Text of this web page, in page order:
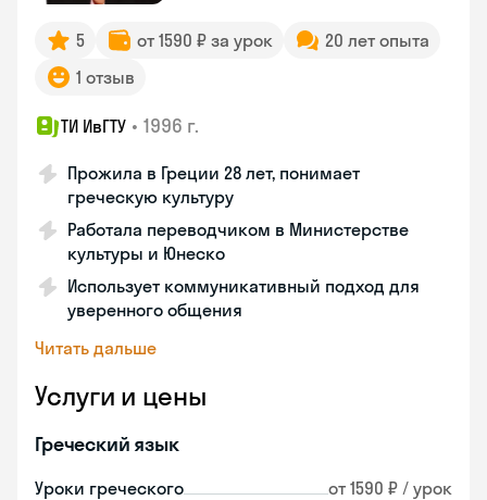
5 от 1590 ₽ за урок
20 лет опыта
1 отзыв
ТИ ИвГТУ • 1996 г.
Прожила в Греции 28 лет, понимает
греческую культуру
Работала переводчиком в Министерстве
культуры и Юнеско
Использует коммуникативный подход для
уверенного общения
Читать дальше
Услуги и цены
Греческий язык
Уроки греческого от 1590 ₽ / урок